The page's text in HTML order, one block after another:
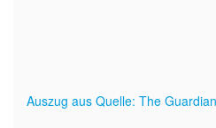
Auszug aus Quelle: The Guardian